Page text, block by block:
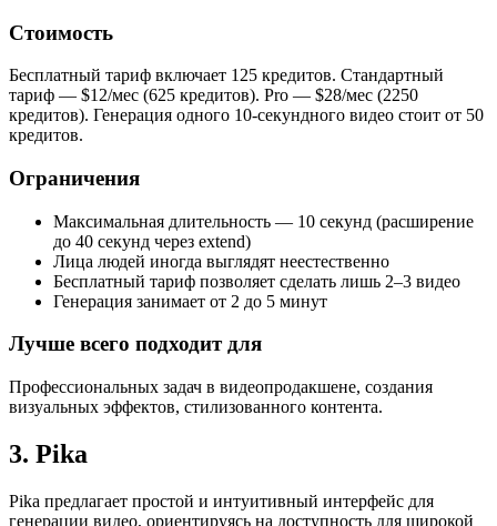
Стоимость
Бесплатный тариф включает 125 кредитов. Стандартный
тариф — $12/мес (625 кредитов). Pro — $28/мес (2250
кредитов). Генерация одного 10-секундного видео стоит от 50
кредитов.
Ограничения
Максимальная длительность — 10 секунд (расширение
до 40 секунд через extend)
Лица людей иногда выглядят неестественно
Бесплатный тариф позволяет сделать лишь 2–3 видео
Генерация занимает от 2 до 5 минут
Лучше всего подходит для
Профессиональных задач в видеопродакшене, создания
визуальных эффектов, стилизованного контента.
3. Pika
Pika предлагает простой и интуитивный интерфейс для
генерации видео, ориентируясь на доступность для широкой